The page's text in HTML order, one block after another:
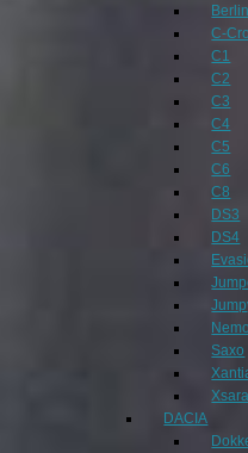
C-
C1
C2
C3
C4
C5
C6
C8
DS3
DS4
Nemo
Saxo
Xsara
DACIA